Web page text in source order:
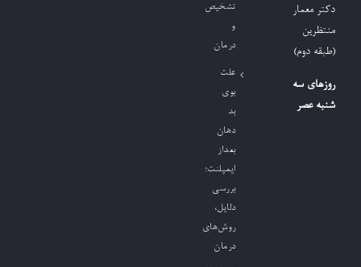
دکتر معمار
منتظرین
(طبقه دوم)
روزهای سه
شنبه عصر
تشخیص
و
درمان
علت
بوی
بد
دهان
بعداز
ایمپلنت؛
بررسی
دلایل،
روش‌های
درمان